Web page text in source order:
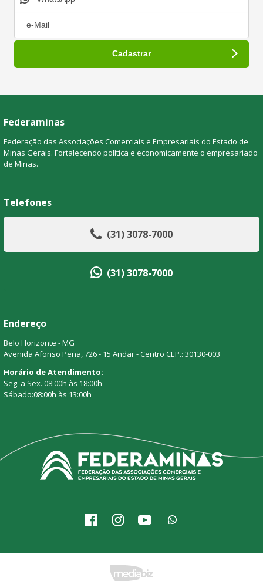
Federaminas
Federação das Associações Comerciais e Empresariais do Estado de
Minas Gerais. Fortalecendo política e economicamente o empresariado
de Minas.
Telefones
(31) 3078-7000
(31) 3078-7000
Endereço
Belo Horizonte - MG
Avenida Afonso Pena, 726 - 15 Andar - Centro CEP.: 30130-003
Horário de Atendimento:
Seg. a Sex. 08:00h às 18:00h
Sábado:08:00h às 13:00h